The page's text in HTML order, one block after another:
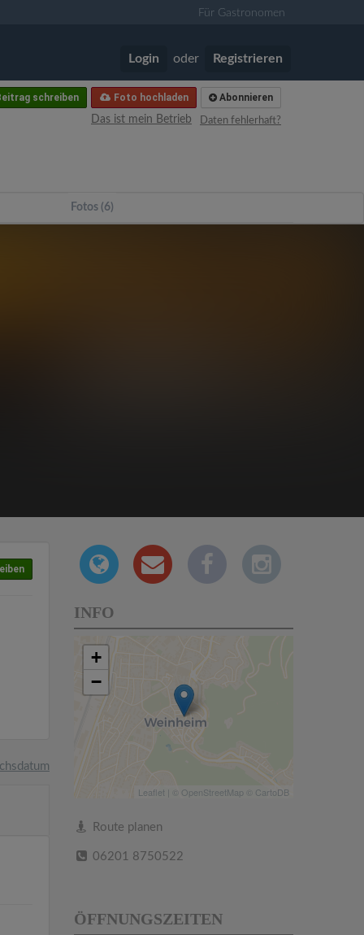
Für Gastronomen
Login oder Registrieren
Abonnieren
Foto hochladen
schreiben
Daten fehlerhaft?
Das ist mein Betrieb
Fotos (6)
INFO
+
−
Leaflet | © OpenStreetMap © CartoDB
Route planen
06201 8750522
ÖFFNUNGSZEITEN